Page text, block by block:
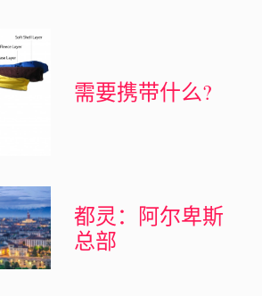
需要携带什么?
都灵：阿尔卑斯
总部